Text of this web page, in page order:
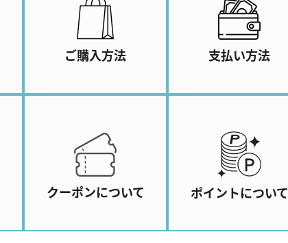
ご購入方法 支払い方法
クーポンについて ポイントについて